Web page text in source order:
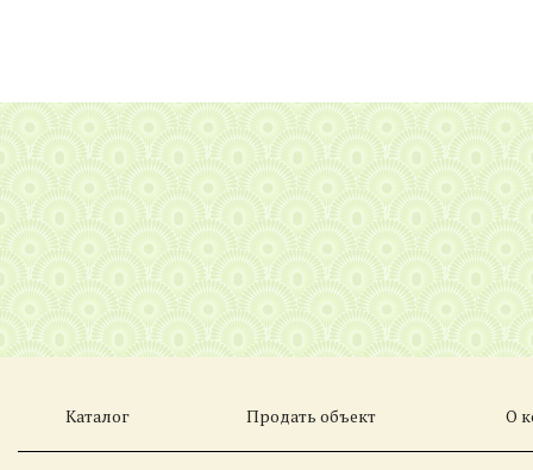
Каталог Продать объект О